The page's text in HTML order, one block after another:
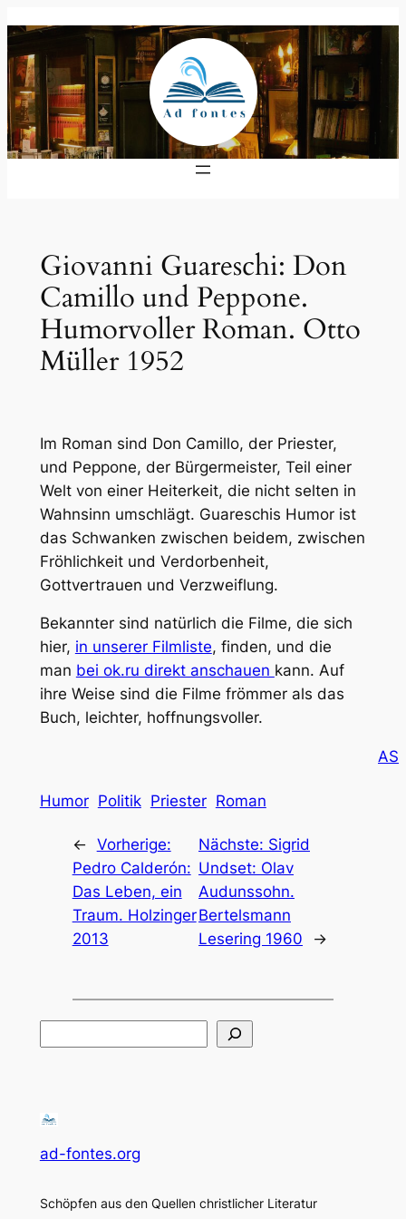
Inhalt
springen
Giovanni Guareschi: Don
Camillo und Peppone.
Humorvoller Roman. Otto
Müller 1952
Im Roman sind Don Camillo, der Priester,
und Peppone, der Bürgermeister, Teil einer
Welt von einer Heiterkeit, die nicht selten in
Wahnsinn umschlägt. Guareschis Humor ist
das Schwanken zwischen beidem, zwischen
Fröhlichkeit und Verdorbenheit,
Gottvertrauen und Verzweiflung.
Bekannter sind natürlich die Filme, die sich
hier, in unserer Filmliste, finden, und die
man bei ok.ru direkt anschauen kann. Auf
ihre Weise sind die Filme frömmer als das
Buch, leichter, hoffnungsvoller.
AS
Humor Politik Priester Roman
← Vorherige:
Pedro Calderón:
Das Leben, ein
Traum. Holzinger
2013
Nächste: Sigrid
Undset: Olav
Audunssohn.
Bertelsmann
Lesering 1960
→
ad-fontes.org
Schöpfen aus den Quellen christlicher Literatur